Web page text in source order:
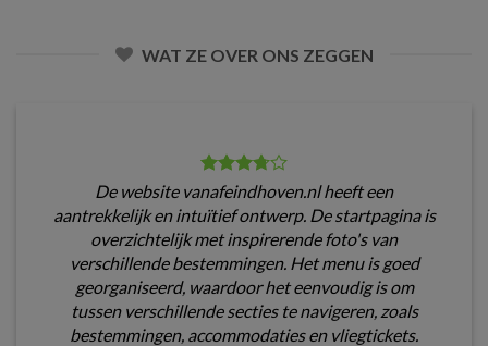
WAT ZE OVER ONS ZEGGEN
De website vanafeindhoven.nl heeft een
aantrekkelijk en intuïtief ontwerp. De startpagina is
overzichtelijk met inspirerende foto's van
verschillende bestemmingen. Het menu is goed
georganiseerd, waardoor het eenvoudig is om
tussen verschillende secties te navigeren, zoals
bestemmingen, accommodaties en vliegtickets.